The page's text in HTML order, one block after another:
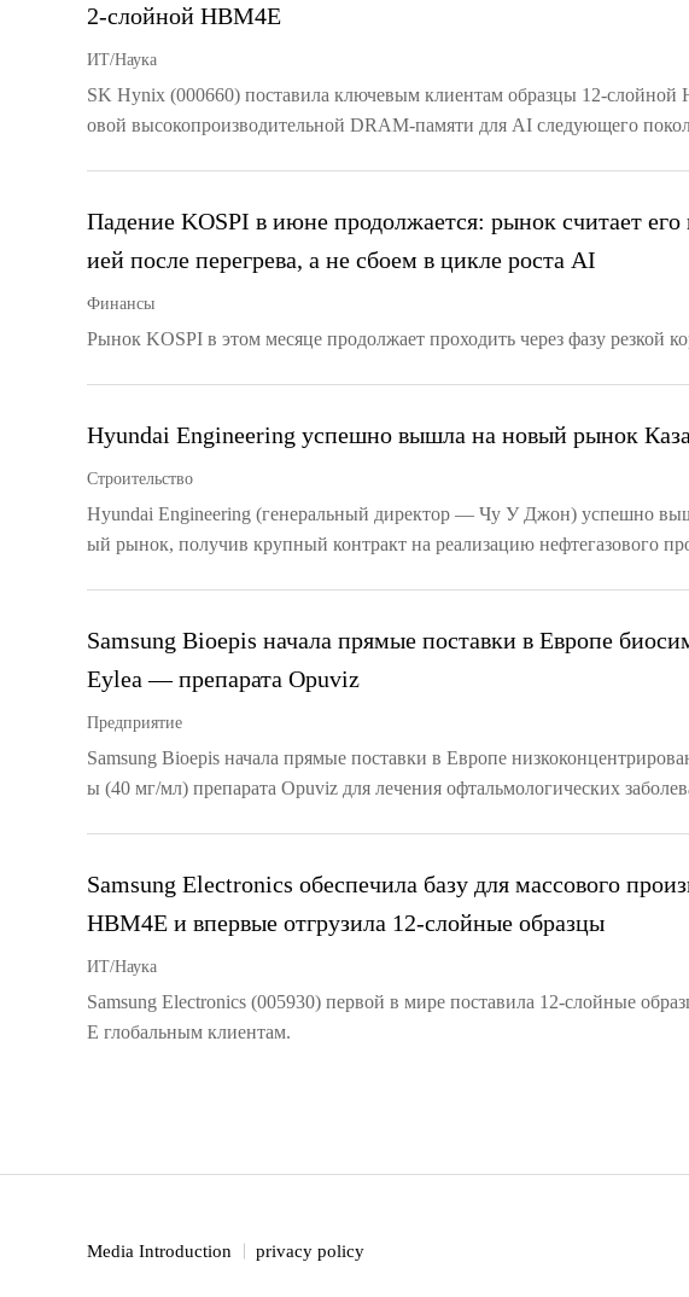
2-слойной HBM4E
ИТ/Наука
SK Hynix (000660) поставила ключевым клиентам образцы 12-слойной
овой высокопроизводительной DRAM-памяти для AI следующего
Падение KOSPI в июне продолжается: рынок считает его
ией после перегрева, а не сбоем в цикле роста AI
Финансы
Рынок KOSPI в этом месяце продолжает проходить через фазу резкой
Hyundai Engineering успешно вышла на новый рынок
Строительство
Hyundai Engineering (генеральный директор — Чу У Джон) успешно
ый рынок, получив крупный контракт на реализацию нефтегазового
Samsung Bioepis начала прямые поставки в Европе
Eylea — препарата Opuviz
Предприятие
Samsung Bioepis начала прямые поставки в Европе
ы (40 мг/мл) препарата Opuviz для лечения офтальмологических
Samsung Electronics обеспечила базу для массового
HBM4E и впервые отгрузила 12-слойные образцы
ИТ/Наука
Samsung Electronics (005930) первой в мире поставила 12-слойные
E глобальным клиентам.
Media Introduction privacy policy